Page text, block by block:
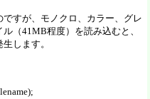
すが、モノクロ、カラー、グレ
（41MB程度）を読み込むと、
します。